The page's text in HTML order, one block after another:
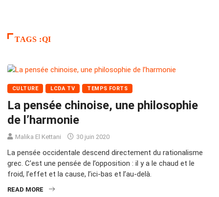
TAGS :QI
CULTURE LCDA TV TEMPS FORTS
La pensée chinoise, une philosophie
de l’harmonie
Malika El Kettani 30 juin 2020
La pensée occidentale descend directement du rationalisme
grec. C’est une pensée de l’opposition : il y a le chaud et le
froid, l’effet et la cause, l’ici-bas et l’au-delà.
READ MORE